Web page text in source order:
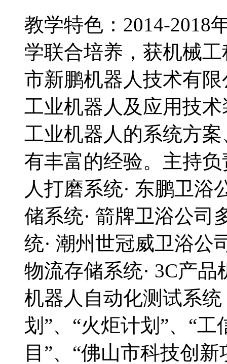
教学特色：2014-2018
学联合培养，获机械
市新鹏机器人技术有
工业机器人及应用技
工业机器人的系统方
有丰富的经验。主持
人打磨系统· 东鹏卫
储系统· 箭牌卫浴公司
统· 潮州世冠威卫浴公
物流存储系统· 3C产
机器人自动化测试系
划”、“火炬计划”、“
目”、“佛山市科技创